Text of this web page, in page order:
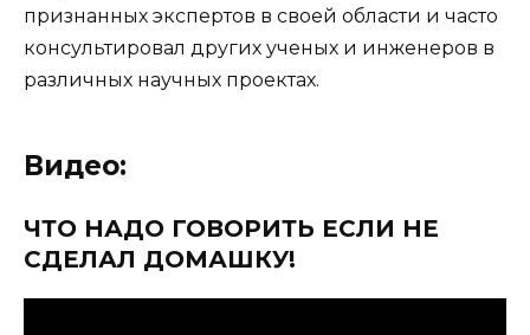
признанных экспертов в своей области и часто
консультировал других ученых и инженеров в
различных научных проектах.
Видео:
ЧТО НАДО ГОВОРИТЬ ЕСЛИ НЕ
СДЕЛАЛ ДОМАШКУ!